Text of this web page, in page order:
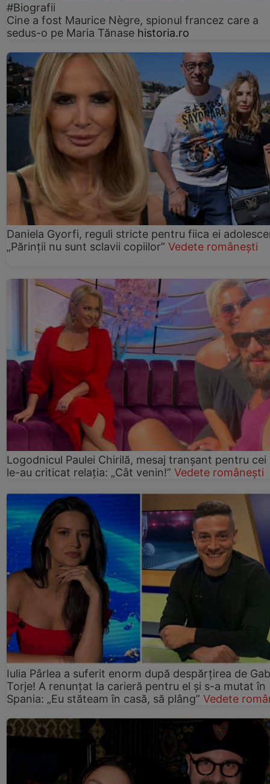
#Biografii
Cine a fost Maurice Nègre, spionul francez care a
sedus-o pe Maria Tănase historia.ro
Daniela Gyorfi, reguli stricte pentru fiica ei
„Părinții nu sunt sclavii copiilor” Vedete românești
Logodnicul Paulei Chirilă, mesaj tranșant pentru cei
le-au criticat relația: „Cât venin!” Vedete românești
Iulia Pârlea a suferit enorm după despărțirea de
Torje! A renunțat la carieră pentru el și s-a mutat în
Spania: „Eu stăteam în casă, să plâng” Vedete